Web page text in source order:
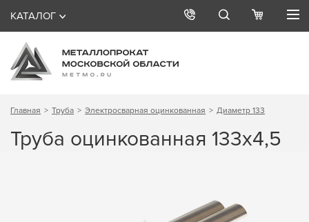
КАТАЛОГ
Главная Труба Электросварная оцинкованная Диаметр 133
Труба оцинкованная 133х4,5